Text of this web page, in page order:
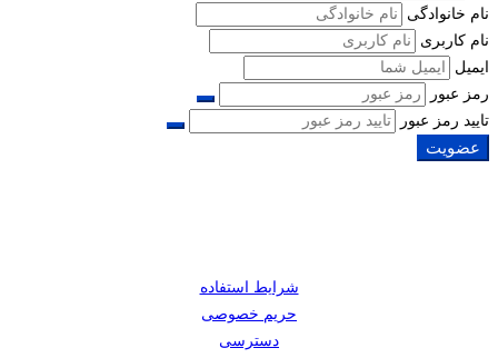
نام خانوادگی
نام کاربری
ایمیل
رمز عبور
تایید رمز عبور
عضویت
شرایط استفاده
حریم خصوصی
دسترسی